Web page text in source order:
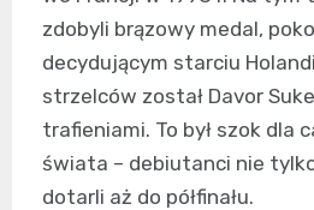
zdobyli brązowy medal,
decydującym starciu
strzelców został Davor
trafieniami. To był szok dla
świata – debiutanci nie
dotarli aż do półfinału.